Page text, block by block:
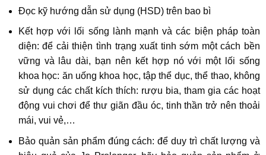
Đọc kỹ hướng dẫn sử dụng (HSD) trên bao bì
Kết hợp với lối sống lành mạnh và các biện pháp toàn
diện: để cải thiện tình trạng xuất tinh sớm một cách bền
vững và lâu dài, bạn nên kết hợp nó với một lối sống
khoa học: ăn uống khoa học, tập thể dục, thể thao, không
sử dụng các chất kích thích: rượu bia, tham gia các hoạt
động vui chơi để thư giãn đầu óc, tinh thần trở nên thoải
mái, vui vẻ,…
Bảo quản sản phẩm đúng cách: để duy trì chất lượng và